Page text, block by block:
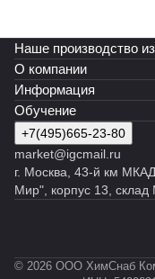
Наше производство
О компании
Информация
Обучение
+7(495)665-23-80
market@igcmail.ru
г. Москва, 43-й км
Мир", корпус 13,
© 2026 ООО ХимСнаб